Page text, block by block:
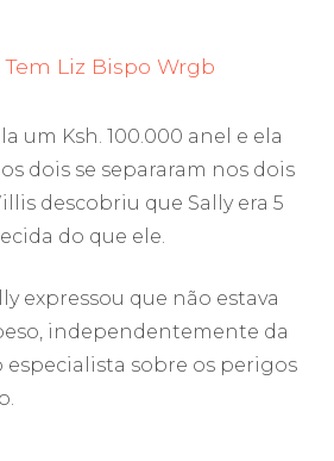
Liz Bispo Wrgb
um Ksh. 100.000 anel e ela
dois se separaram nos dois
descobriu que Sally era 5
do que ele.
expressou que não estava
independentemente da
especialista sobre os perigos